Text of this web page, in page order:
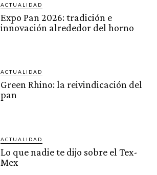
ACTUALIDAD
Expo Pan 2026: tradición e
innovación alrededor del horno
ACTUALIDAD
Green Rhino: la reivindicación del
pan
ACTUALIDAD
Lo que nadie te dijo sobre el Tex-
Mex